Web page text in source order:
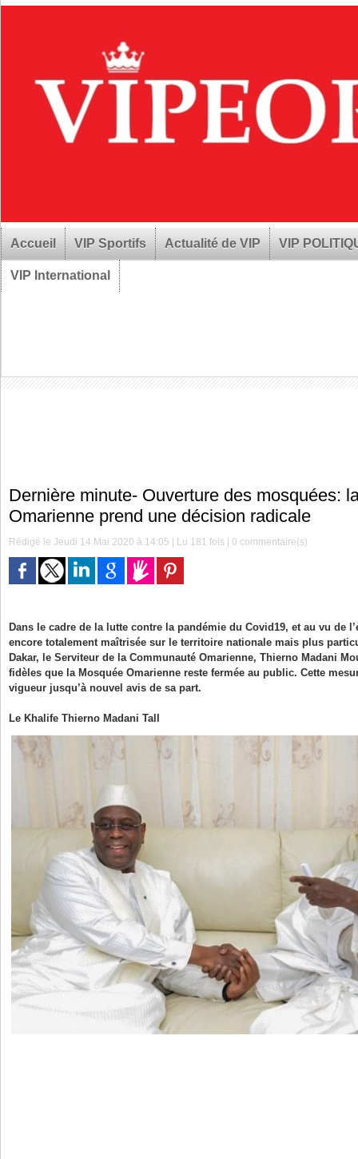
Accueil VIP Sportifs Actualité de VIP VIP
VIP International
Dernière minute- Ouverture des mosquées:
Omarienne prend une décision radicale
Rédigé le Jeudi 14 Mai 2020 à 14:05 | Lu 181 fois |0 commentaire(s)
Dans le cadre de la lutte contre la pandémie du Covid19, et au vu de
encore totalement maîtrisée sur le territoire nationale mais plus
Dakar, le Serviteur de la Communauté Omarienne, Thierno Madani
fidèles que la Mosquée Omarienne reste fermée au public. Cette
vigueur jusqu’à nouvel avis de sa part.
Le Khalife Thierno Madani Tall